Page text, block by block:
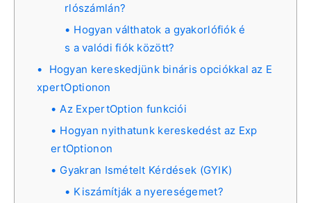
rlószámlán?
Hogyan válthatok a gyakorlófiók é
s a valódi fiók között?
Hogyan kereskedjünk bináris opciókkal az E
xpertOptionon
Az ExpertOption funkciói
Hogyan nyithatunk kereskedést az Exp
ertOptionon
Gyakran Ismételt Kérdések (GYIK)
Kiszámítják a nyereségemet?